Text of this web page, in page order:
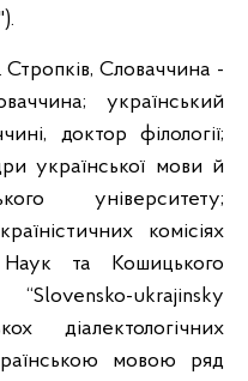
Стропків, Словаччина -
український
доктор філології;
української мови й
університету;
комісіях
Наук та Кошицького
ukrajinsky
діалектологічних
мовою ряд